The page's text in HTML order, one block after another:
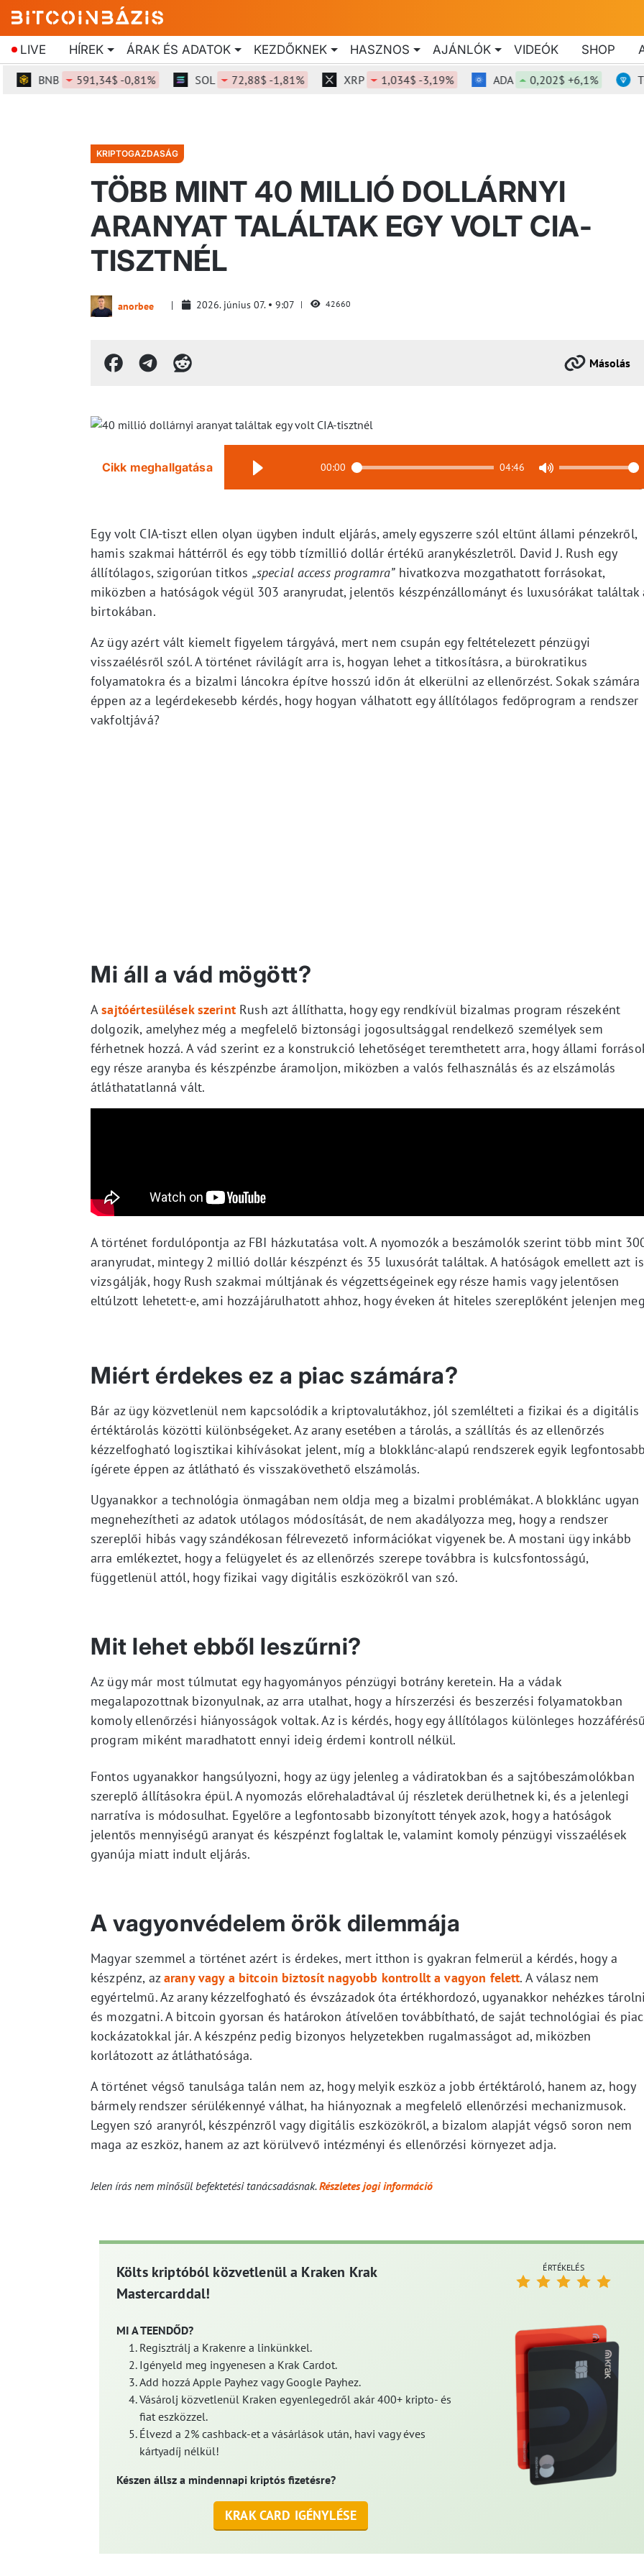
LIVE HÍREK ÁRAK ÉS ADATOK KEZDŐKNEK HASZNOS AJÁNLÓK VIDEÓK SHOP
BNB 591,34$ -0,81% SOL 72,88$ -1,81% XRP 1,034$ -3,19% ADA 0,202$ +6,1% TON
KRIPTOGAZDASÁG
TÖBB MINT 40 MILLIÓ DOLLÁRNYI
ARANYAT TALÁLTAK EGY VOLT CIA-
TISZTNÉL
anorbee 2026. június 07. 9:07 42660
Másolás
Cikk meghallgatása 00:00 04:46
Egy volt CIA-tiszt ellen olyan ügyben indult eljárás, amely egyszerre szól eltűnt állami pénzekről,
hamis szakmai háttérről és egy több tízmillió dollár értékű aranykészletről. David J. Rush egy
állítólagos, szigorúan titkos „special access programra”hivatkozva mozgathatott forrásokat,
miközben a hatóságok végül 303 aranyrudat, jelentős készpénzállományt és luxusórákat találtak
birtokában.
Az ügy azért vált kiemelt figyelem tárgyává, mert nem csupán egy feltételezett pénzügyi
visszaélésről szól. A történet rávilágít arra is, hogyan lehet a titkosításra, a bürokratikus
folyamatokra és a bizalmi láncokra építve hosszú időn át elkerülni az ellenőrzést. Sokak számára
éppen az a legérdekesebb kérdés, hogy hogyan válhatott egy állítólagos fedőprogram a rendszer
vakfoltjává?
Mi áll a vád mögött?
Asajtóértesülések szerintRush azt állíthatta, hogy egy rendkívül bizalmas program részeként
dolgozik, amelyhez még a megfelelő biztonsági jogosultsággal rendelkező személyek sem
férhetnek hozzá. A vád szerint ez a konstrukció lehetőséget teremthetett arra, hogy állami
egy része aranyba és készpénzbe áramoljon, miközben a valós felhasználás és az elszámolás
átláthatatlanná vált.
A történet fordulópontja az FBI házkutatása volt. A nyomozók a beszámolók szerint több mint
aranyrudat, mintegy 2 millió dollár készpénzt és 35 luxusórát találtak. A hatóságok emellett azt is
vizsgálják, hogy Rush szakmai múltjának és végzettségeinek egy része hamis vagy jelentősen
eltúlzott lehetett-e, ami hozzájárulhatott ahhoz, hogy éveken át hiteles szereplőként jelenjen
Miért érdekes ez a piac számára?
Bár az ügy közvetlenül nem kapcsolódik a kriptovalutákhoz, jól szemlélteti a fizikai és a digitális
értéktárolás közötti különbségeket. Az arany esetében a tárolás, a szállítás és az ellenőrzés
kézzelfogható logisztikai kihívásokat jelent, míg a blokklánc-alapú rendszerek egyik
ígérete éppen az átlátható és visszakövethető elszámolás.
Ugyanakkor a technológia önmagában nem oldja meg a bizalmi problémákat. A blokklánc ugyan
megnehezítheti az adatok utólagos módosítását, de nem akadályozza meg, hogy a rendszer
szereplői hibás vagy szándékosan félrevezető információkat vigyenek be. A mostani ügy inkább
arra emlékeztet, hogy a felügyelet és az ellenőrzés szerepe továbbra is kulcsfontosságú,
függetlenül attól, hogy fizikai vagy digitális eszközökről van szó.
Mit lehet ebből leszűrni?
Az ügy már most túlmutat egy hagyományos pénzügyi botrány keretein. Ha a vádak
megalapozottnak bizonyulnak, az arra utalhat, hogy a hírszerzési és beszerzési folyamatokban
komoly ellenőrzési hiányosságok voltak. Az is kérdés, hogy egy állítólagos különleges
program miként maradhatott ennyi ideig érdemi kontroll nélkül.
Fontos ugyanakkor hangsúlyozni, hogy az ügy jelenleg a vádiratokban és a sajtóbeszámolókban
szereplő állításokra épül. A nyomozás előrehaladtával új részletek derülhetnek ki, és a jelenlegi
narratíva is módosulhat. Egyelőre a legfontosabb bizonyított tények azok, hogy a hatóságok
jelentős mennyiségű aranyat és készpénzt foglaltak le, valamint komoly pénzügyi visszaélések
gyanúja miatt indult eljárás.
A vagyonvédelem örök dilemmája
Magyar szemmel a történet azért is érdekes, mert itthon is gyakran felmerül a kérdés, hogy a
készpénz, azarany vagy a bitcoin biztosít nagyobb kontrollt a vagyon felett. A válasz nem
egyértelmű. Az arany kézzelfogható és évszázadok óta értékhordozó, ugyanakkor nehézkes
és mozgatni. A bitcoin gyorsan és határokon átívelően továbbítható, de saját technológiai és
kockázatokkal jár. A készpénz pedig bizonyos helyzetekben rugalmasságot ad, miközben
korlátozott az átláthatósága.
A történet végső tanulsága talán nem az, hogy melyik eszköz a jobb értéktároló, hanem az, hogy
bármely rendszer sérülékennyé válhat, ha hiányoznak a megfelelő ellenőrzési mechanizmusok.
Legyen szó aranyról, készpénzről vagy digitális eszközökről, a bizalom alapját végső soron nem
maga az eszköz, hanem az azt körülvevő intézményi és ellenőrzési környezet adja.
Jelen írás nem minősül befektetési tanácsadásnak.Részletes jogi információ
Költs kriptóból közvetlenül a Kraken Krak
Mastercarddal!
MI A TEENDŐD?
Regisztrálj a Krakenre a linkünkkel.
Igényeld meg ingyenesen a Krak Cardot.
Add hozzá Apple Payhez vagy Google Payhez.
Vásárolj közvetlenül Kraken egyenlegedről akár 400+ kripto- és
fiat eszközzel.
Élvezd a 2% cashback-et a vásárlások után, havi vagy éves
kártyadíj nélkül!
Készen állsz a mindennapi kriptós fizetésre?
KRAK CARD IGÉNYLÉSE
ÉRTÉKELÉS